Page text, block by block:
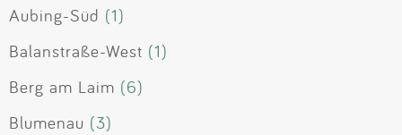
Aubing-Süd (1)
Balanstraße-West (1)
Berg am Laim (6)
Blumenau (3)